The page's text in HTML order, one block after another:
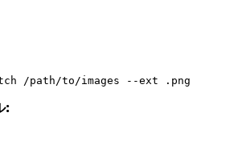
/path/to/images --ext .png
: